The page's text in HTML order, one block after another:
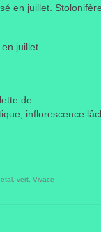
en juillet.
juillet.
de
inflorescence
vert Vivace